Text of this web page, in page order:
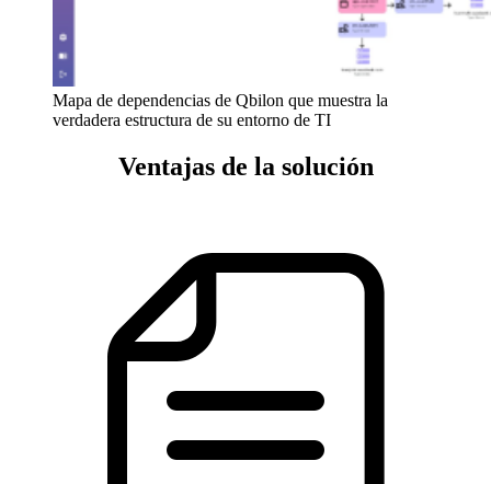
Mapa de dependencias de Qbilon que muestra la
verdadera estructura de su entorno de TI
Ventajas de la solución